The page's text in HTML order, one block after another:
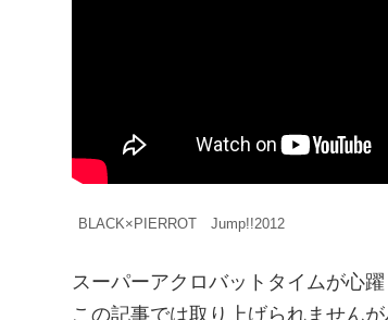
BLACK×PIERROT Jump!!2012
スーパーアクロバットタイムが心躍
この記事では取り上げられません